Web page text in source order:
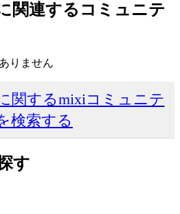
関連するコミュニテ
りません
関するmixiコミュニテ
検索する
す